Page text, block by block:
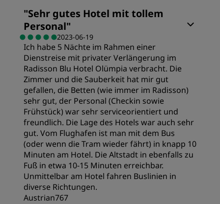
Sauberkeit
Service
Preis/Leistung
Schlafqualität
Lage
Sauberkeit
Service
"Sehr gutes Hotel mit tollem
Personal"
2023-06-19
Ich habe 5 Nächte im Rahmen einer
Dienstreise mit privater Verlängerung im
Radisson Blu Hotel Olümpia verbracht. Die
Zimmer und die Sauberkeit hat mir gut
gefallen, die Betten (wie immer im Radisson)
sehr gut, der Personal (Checkin sowie
Frühstück) war sehr serviceorientiert und
freundlich. Die Lage des Hotels war auch sehr
gut. Vom Flughafen ist man mit dem Bus
(oder wenn die Tram wieder fährt) in knapp 10
Minuten am Hotel. Die Altstadt in ebenfalls zu
Fuß in etwa 10-15 Minuten erreichbar.
Unmittelbar am Hotel fahren Buslinien in
diverse Richtungen.
Austrian767